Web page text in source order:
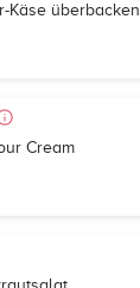
Käse überbacken
Cream